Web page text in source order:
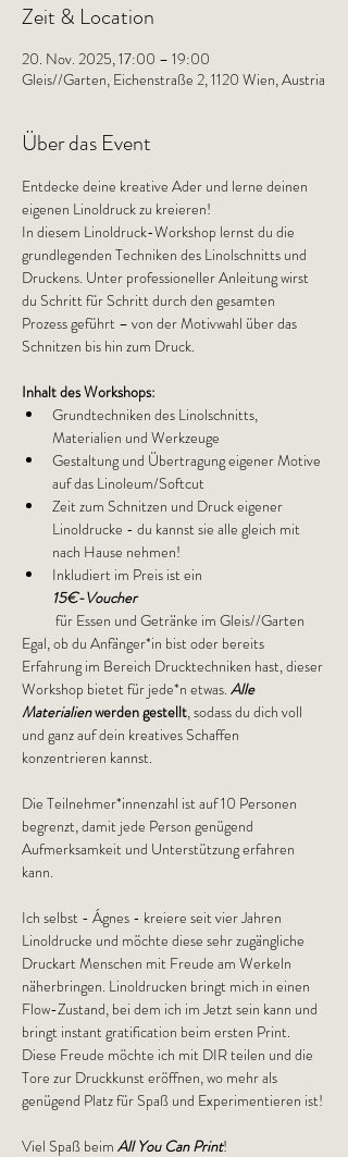
Zeit & Location
20. Nov. 2025, 17:00 – 19:00
Gleis//Garten, Eichenstraße 2, 1120 Wien, Austria
Über das Event
Entdecke deine kreative Ader und lerne deinen
eigenen Linoldruck zu kreieren!
In diesem Linoldruck-Workshop lernst du die
grundlegenden Techniken des Linolschnitts und
Druckens. Unter professioneller Anleitung wirst
du Schritt für Schritt durch den gesamten
Prozess geführt – von der Motivwahl über das
Schnitzen bis hin zum Druck.
Inhalt des Workshops:
Grundtechniken des Linolschnitts,
Materialien und Werkzeuge
Gestaltung und Übertragung eigener Motive
auf das Linoleum/Softcut
Zeit zum Schnitzen und Druck eigener
Linoldrucke - du kannst sie alle gleich mit
nach Hause nehmen!
Inkludiert im Preis ist ein
15€-Voucher
für Essen und Getränke im Gleis//Garten
Egal, ob du Anfänger*in bist oder bereits
Erfahrung im Bereich Drucktechniken hast, dieser
Workshop bietet für jede*n etwas. Alle
Materialien werden gestellt, sodass du dich voll
und ganz auf dein kreatives Schaffen
konzentrieren kannst.
Die Teilnehmer*innenzahl ist auf 10 Personen
begrenzt, damit jede Person genügend
Aufmerksamkeit und Unterstützung erfahren
kann.
Ich selbst - Ágnes - kreiere seit vier Jahren
Linoldrucke und möchte diese sehr zugängliche
Druckart Menschen mit Freude am Werkeln
näherbringen. Linoldrucken bringt mich in einen
Flow-Zustand, bei dem ich im Jetzt sein kann und
bringt instant gratification beim ersten Print.
Diese Freude möchte ich mit DIR teilen und die
Tore zur Druckkunst eröffnen, wo mehr als
genügend Platz für Spaß und Experimentieren ist!
Viel Spaß beim All You Can Print!